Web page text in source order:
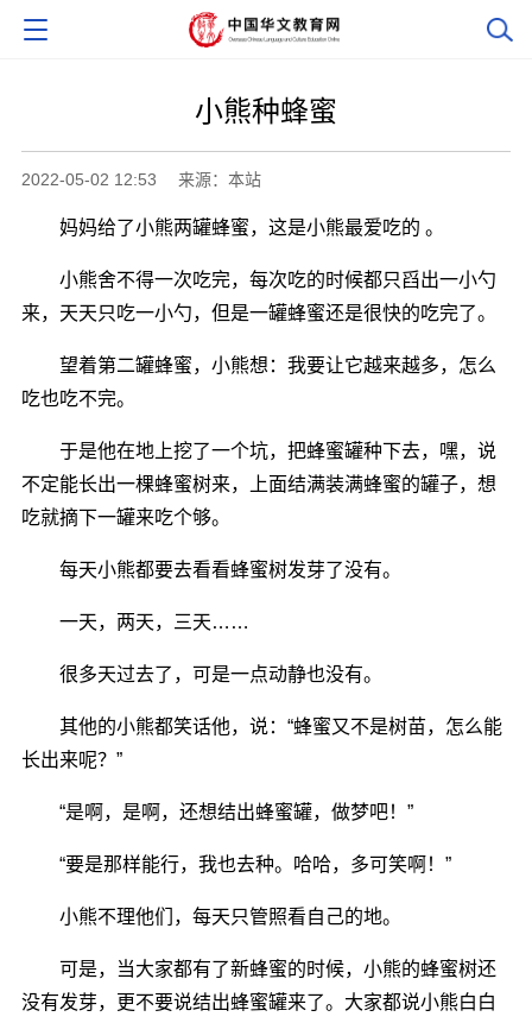
小熊种蜂蜜
2022-05-02 12:53 来源：本站
妈妈给了小熊两罐蜂蜜，这是小熊最爱吃的 。
小熊舍不得一次吃完，每次吃的时候都只舀出一小勺
来，天天只吃一小勺，但是一罐蜂蜜还是很快的吃完了。
望着第二罐蜂蜜，小熊想：我要让它越来越多，怎么
吃也吃不完。
于是他在地上挖了一个坑，把蜂蜜罐种下去，嘿，说
不定能长出一棵蜂蜜树来，上面结满装满蜂蜜的罐子，想
吃就摘下一罐来吃个够。
每天小熊都要去看看蜂蜜树发芽了没有。
一天，两天，三天……
很多天过去了，可是一点动静也没有。
其他的小熊都笑话他，说：“蜂蜜又不是树苗，怎么能
长出来呢？”
“是啊，是啊，还想结出蜂蜜罐，做梦吧！”
“要是那样能行，我也去种。哈哈，多可笑啊！”
小熊不理他们，每天只管照看自己的地。
可是，当大家都有了新蜂蜜的时候，小熊的蜂蜜树还
没有发芽，更不要说结出蜂蜜罐来了。大家都说小熊白白